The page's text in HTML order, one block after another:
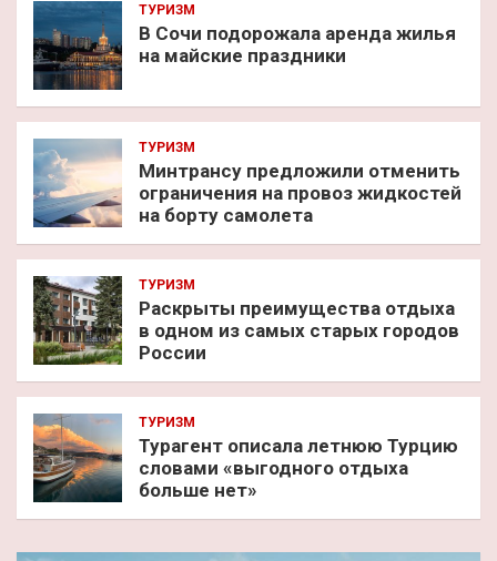
ТУРИЗМ
В Сочи подорожала аренда жилья
на майские праздники
ТУРИЗМ
Минтрансу предложили отменить
ограничения на провоз жидкостей
на борту самолета
ТУРИЗМ
Раскрыты преимущества отдыха
в одном из самых старых городов
России
ТУРИЗМ
Турагент описала летнюю Турцию
словами «выгодного отдыха
больше нет»